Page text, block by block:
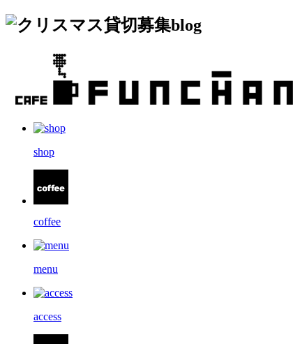
blog
shop
coffee
menu
access